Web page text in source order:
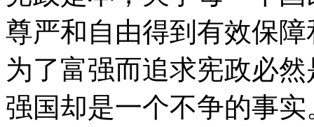
尊严和自由得到有效保
为了富强而追求宪政必
强国却是一个不争的事实